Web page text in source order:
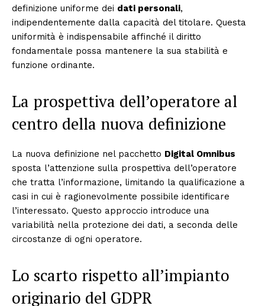
definizione uniforme dei dati personali,
indipendentemente dalla capacità del titolare. Questa
uniformità è indispensabile affinché il diritto
fondamentale possa mantenere la sua stabilità e
funzione ordinante.
La prospettiva dell’operatore al
centro della nuova definizione
La nuova definizione nel pacchetto Digital Omnibus
sposta l’attenzione sulla prospettiva dell’operatore
che tratta l’informazione, limitando la qualificazione a
casi in cui è ragionevolmente possibile identificare
l’interessato. Questo approccio introduce una
variabilità nella protezione dei dati, a seconda delle
circostanze di ogni operatore.
Lo scarto rispetto all’impianto
originario del GDPR